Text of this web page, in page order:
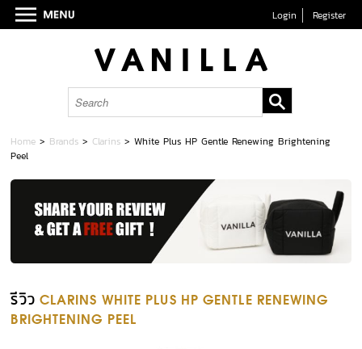
Login Register
Home > Brands > Clarins >White Plus HP Gentle Renewing Brightening
Peel
รีวิว CLARINS WHITE PLUS HP GENTLE RENEWING
BRIGHTENING PEEL